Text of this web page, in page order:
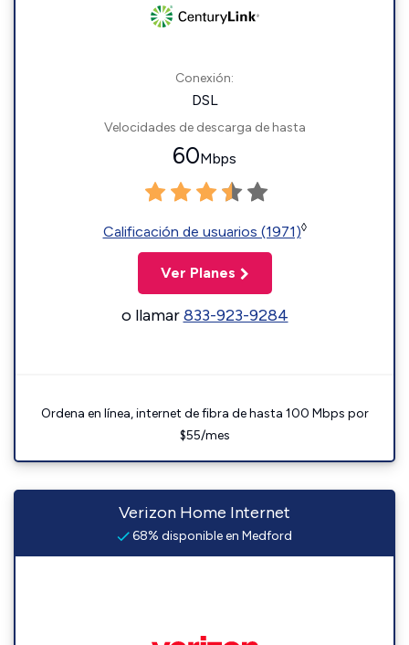
Conexión:
DSL
Velocidades de descarga de hasta
60Mbps
Calificación de usuarios (1971)◊
Ver Planes
o llamar833-923-9284
Ordena en línea, internet de fibra de hasta 100 Mbps por
$55/mes
Verizon Home Internet
68% disponible en Medford